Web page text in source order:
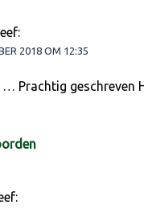
2018 OM 12:35
Prachtig geschreven